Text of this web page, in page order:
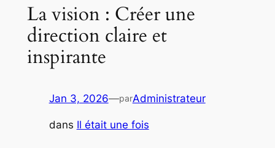
La vision : Créer une
direction claire et
inspirante
Jan 3, 2026—parAdministrateur
dans Il était une fois